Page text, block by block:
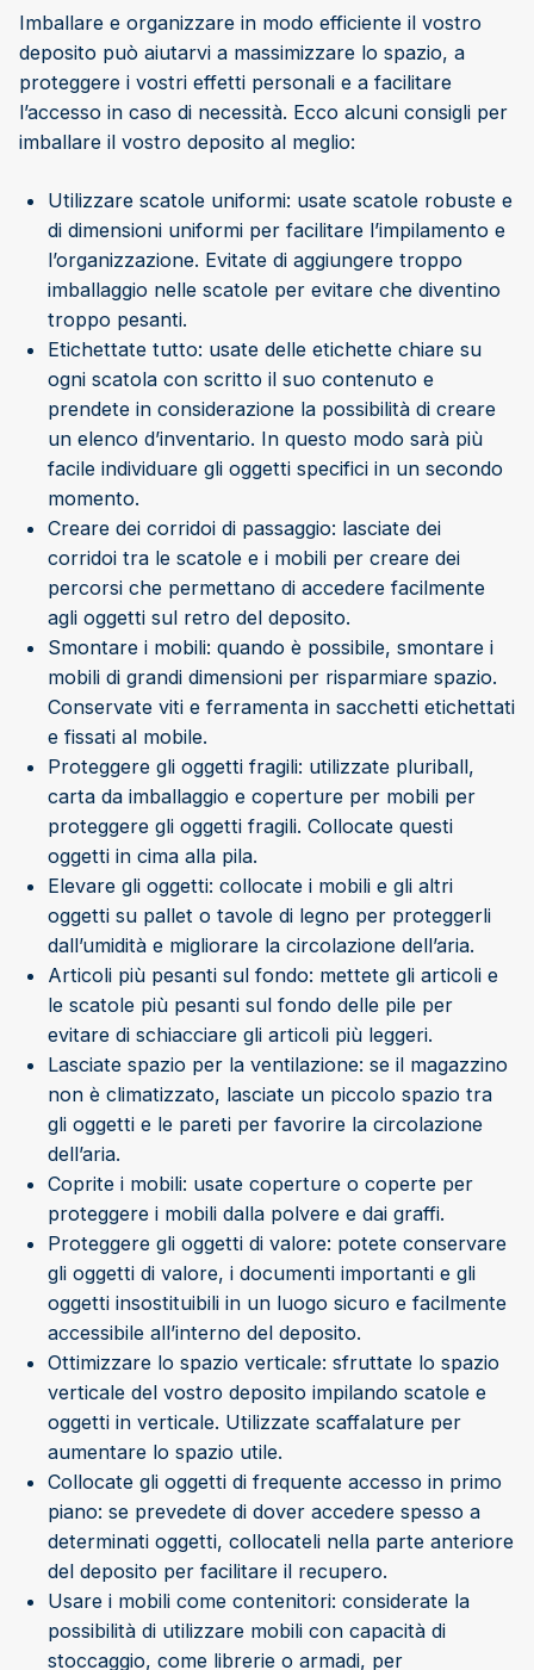
Imballare e organizzare in modo efficiente il vostro
deposito può aiutarvi a massimizzare lo spazio, a
proteggere i vostri effetti personali e a facilitare
l’accesso in caso di necessità. Ecco alcuni consigli per
imballare il vostro deposito al meglio:
Utilizzare scatole uniformi: usate scatole robuste e
di dimensioni uniformi per facilitare l’impilamento e
l’organizzazione. Evitate di aggiungere troppo
imballaggio nelle scatole per evitare che diventino
troppo pesanti.
Etichettate tutto: usate delle etichette chiare su
ogni scatola con scritto il suo contenuto e
prendete in considerazione la possibilità di creare
un elenco d’inventario. In questo modo sarà più
facile individuare gli oggetti specifici in un secondo
momento.
Creare dei corridoi di passaggio: lasciate dei
corridoi tra le scatole e i mobili per creare dei
percorsi che permettano di accedere facilmente
agli oggetti sul retro del deposito.
Smontare i mobili: quando è possibile, smontare i
mobili di grandi dimensioni per risparmiare spazio.
Conservate viti e ferramenta in sacchetti etichettati
e fissati al mobile.
Proteggere gli oggetti fragili: utilizzate pluriball,
carta da imballaggio e coperture per mobili per
proteggere gli oggetti fragili. Collocate questi
oggetti in cima alla pila.
Elevare gli oggetti: collocate i mobili e gli altri
oggetti su pallet o tavole di legno per proteggerli
dall’umidità e migliorare la circolazione dell’aria.
Articoli più pesanti sul fondo: mettete gli articoli e
le scatole più pesanti sul fondo delle pile per
evitare di schiacciare gli articoli più leggeri.
Lasciate spazio per la ventilazione: se il magazzino
non è climatizzato, lasciate un piccolo spazio tra
gli oggetti e le pareti per favorire la circolazione
dell’aria.
Coprite i mobili: usate coperture o coperte per
proteggere i mobili dalla polvere e dai graffi.
Proteggere gli oggetti di valore: potete conservare
gli oggetti di valore, i documenti importanti e gli
oggetti insostituibili in un luogo sicuro e facilmente
accessibile all’interno del deposito.
Ottimizzare lo spazio verticale: sfruttate lo spazio
verticale del vostro deposito impilando scatole e
oggetti in verticale. Utilizzate scaffalature per
aumentare lo spazio utile.
Collocate gli oggetti di frequente accesso in primo
piano: se prevedete di dover accedere spesso a
determinati oggetti, collocateli nella parte anteriore
del deposito per facilitare il recupero.
Usare i mobili come contenitori: considerate la
possibilità di utilizzare mobili con capacità di
stoccaggio, come librerie o armadi, per